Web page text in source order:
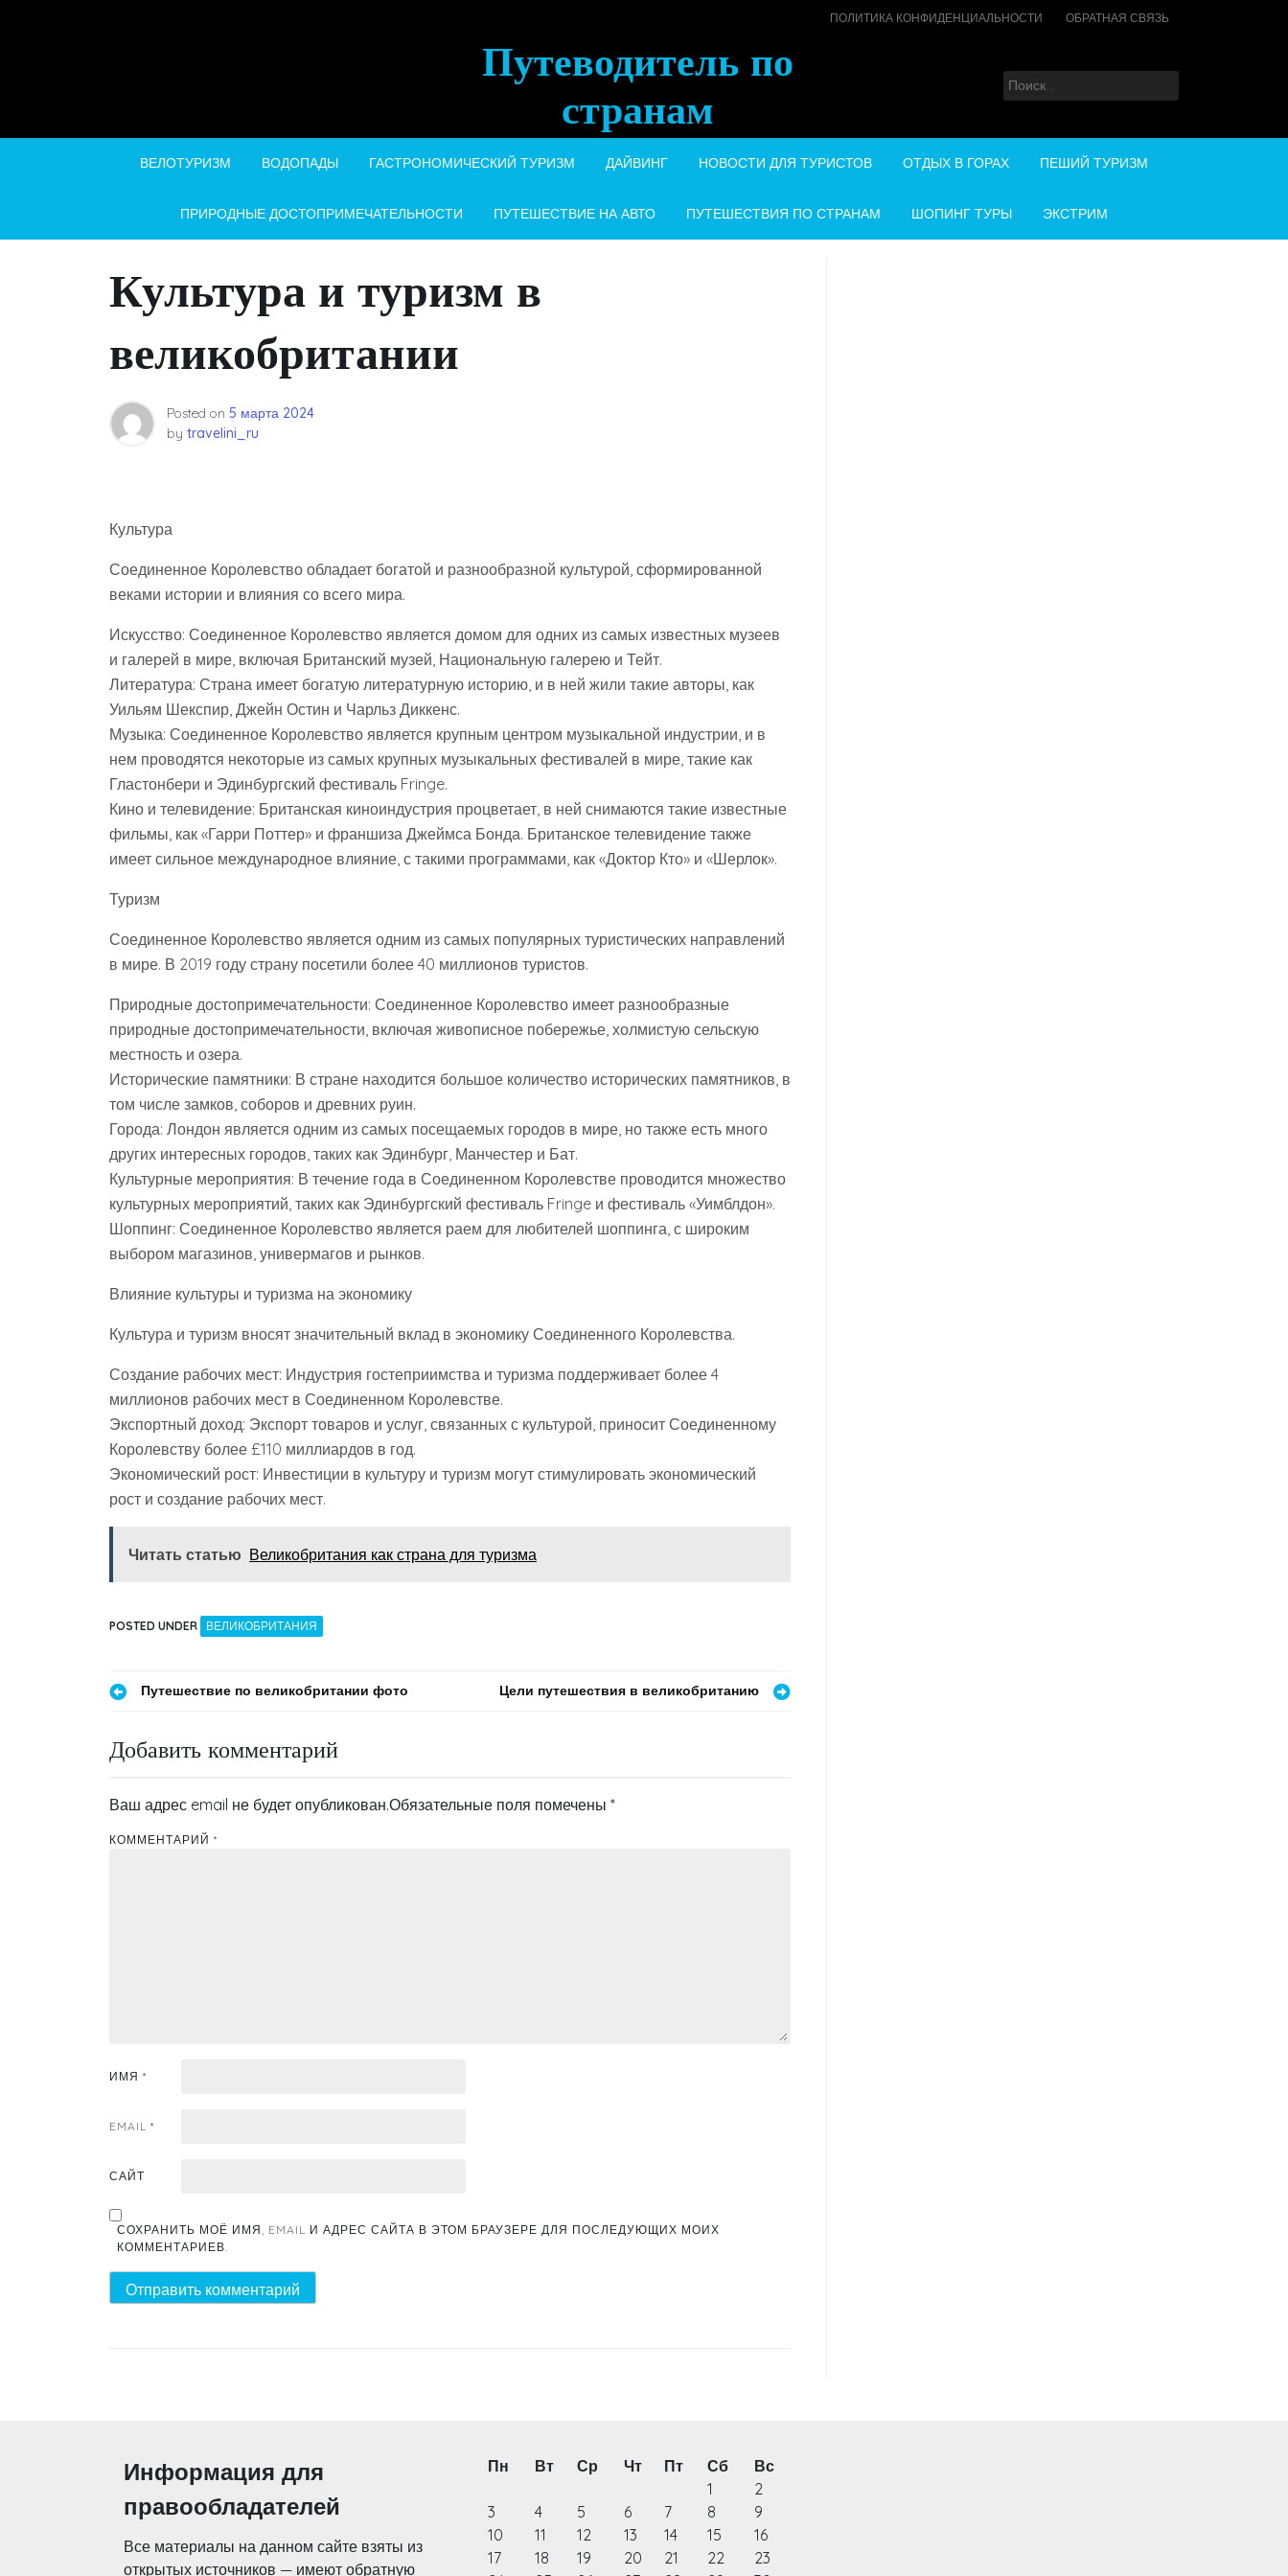
ПОЛИТИКА КОНФИДЕНЦИАЛЬНОСТИ ОБРАТНАЯ СВЯЗЬ
Путеводитель по
странам
Найти:
ВЕЛОТУРИЗМ ВОДОПАДЫ ГАСТРОНОМИЧЕСКИЙ ТУРИЗМ ДАЙВИНГ НОВОСТИ ДЛЯ ТУРИСТОВ ОТДЫХ В ГОРАХ ПЕШИЙ ТУРИЗМ
ПРИРОДНЫЕ ДОСТОПРИМЕЧАТЕЛЬНОСТИ ПУТЕШЕСТВИЕ НА АВТО ПУТЕШЕСТВИЯ ПО СТРАНАМ ШОПИНГ ТУРЫ ЭКСТРИМ
Культура и туризм в
великобритании
Posted on 5 марта 2024
by travelini_ru
Культура
Соединенное Королевство обладает богатой и разнообразной культурой, сформированной
веками истории и влияния со всего мира.
Искусство: Соединенное Королевство является домом для одних из самых известных музеев
и галерей в мире, включая Британский музей, Национальную галерею и Тейт.
Литература: Страна имеет богатую литературную историю, и в ней жили такие авторы, как
Уильям Шекспир, Джейн Остин и Чарльз Диккенс.
Музыка: Соединенное Королевство является крупным центром музыкальной индустрии, и в
нем проводятся некоторые из самых крупных музыкальных фестивалей в мире, такие как
Гластонбери и Эдинбургский фестиваль Fringe.
Кино и телевидение: Британская киноиндустрия процветает, в ней снимаются такие известные
фильмы, как «Гарри Поттер» и франшиза Джеймса Бонда. Британское телевидение также
имеет сильное международное влияние, с такими программами, как «Доктор Кто» и «Шерлок».
Туризм
Соединенное Королевство является одним из самых популярных туристических направлений
в мире. В 2019 году страну посетили более 40 миллионов туристов.
Природные достопримечательности: Соединенное Королевство имеет разнообразные
природные достопримечательности, включая живописное побережье, холмистую сельскую
местность и озера.
Исторические памятники: В стране находится большое количество исторических памятников, в
том числе замков, соборов и древних руин.
Города: Лондон является одним из самых посещаемых городов в мире, но также есть много
других интересных городов, таких как Эдинбург, Манчестер и Бат.
Культурные мероприятия: В течение года в Соединенном Королевстве проводится множество
культурных мероприятий, таких как Эдинбургский фестиваль Fringe и фестиваль «Уимблдон».
Шоппинг: Соединенное Королевство является раем для любителей шоппинга, с широким
выбором магазинов, универмагов и рынков.
Влияние культуры и туризма на экономику
Культура и туризм вносят значительный вклад в экономику Соединенного Королевства.
Создание рабочих мест: Индустрия гостеприимства и туризма поддерживает более 4
миллионов рабочих мест в Соединенном Королевстве.
Экспортный доход: Экспорт товаров и услуг, связанных с культурой, приносит Соединенному
Королевству более £110 миллиардов в год.
Экономический рост: Инвестиции в культуру и туризм могут стимулировать экономический
рост и создание рабочих мест.
Читать статью Великобритания как страна для туризма
POSTED UNDER ВЕЛИКОБРИТАНИЯ
Навигация
по
записям
Путешествие по великобритании фото Цели путешествия в великобританию
Добавить комментарий
Ваш адрес email не будет опубликован.Обязательные поля помечены *
КОММЕНТАРИЙ *
ИМЯ *
EMAIL *
САЙТ
СОХРАНИТЬ МОЁ ИМЯ, EMAIL И АДРЕС САЙТА В ЭТОМ БРАУЗЕРЕ ДЛЯ ПОСЛЕДУЮЩИХ МОИХ
КОММЕНТАРИЕВ.
Информация для
правообладателей
Все материалы на данном сайте взяты из
открытых источников — имеют обратную
Пн Вт Ср Чт Пт Сб
Вс
1
2
3
4 5 6 7 8
9
10
11 12 13 14 15
16
17
18 19 20 21 22
23